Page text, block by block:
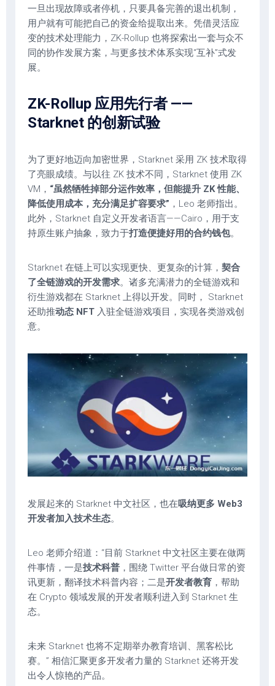
一旦出现故障或者停机，只要具备完善的退出机制，
用户就有可能把自己的资金给提取出来。凭借灵活应
变的技术处理能力，ZK-Rollup 也将探索出一套与众不
同的协作发展方案，与更多技术体系实现“互补”式发
展。
ZK-Rollup 应用先行者 ——
Starknet 的创新试验
为了更好地迈向加密世界，Starknet 采用 ZK 技术取得
了亮眼成绩。与以往 ZK 技术不同，Starknet 使用 ZK
VM， “虽然牺牲掉部分运作效率，但能提升 ZK 性能、
降低使用成本，充分满足扩容要求” ，Leo 老师指出。
此外，Starknet 自定义开发者语言——Cairo，用于支
持原生账户抽象，致力于打造便捷好用的合约钱包。
Starknet 在链上可以实现更快、更复杂的计算， 契合
了全链游戏的开发需求。诸多充满潜力的全链游戏和
衍生游戏都在 Starknet 上得以开发。同时， Starknet
还助推动态 NFT 入驻全链游戏项目，实现各类游戏创
意。
发展起来的 Starknet 中文社区，也在吸纳更多 Web3
开发者加入技术生态。
Leo 老师介绍道：“目前 Starknet 中文社区主要在做两
件事情，一是技术科普 ，围绕 Twitter 平台做日常的资
讯更新，翻译技术科普内容；二是开发者教育 ，帮助
在 Crypto 领域发展的开发者顺利进入到 Starknet 生
态。
未来 Starknet 也将不定期举办教育培训、黑客松比
赛。” 相信汇聚更多开发者力量的 Starknet 还将开发
出令人惊艳的产品。